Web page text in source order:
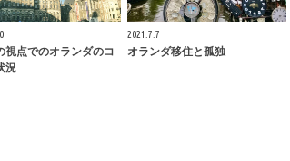
視点でのオランダのコ
況
2021.7.7
オランダ移住と孤独